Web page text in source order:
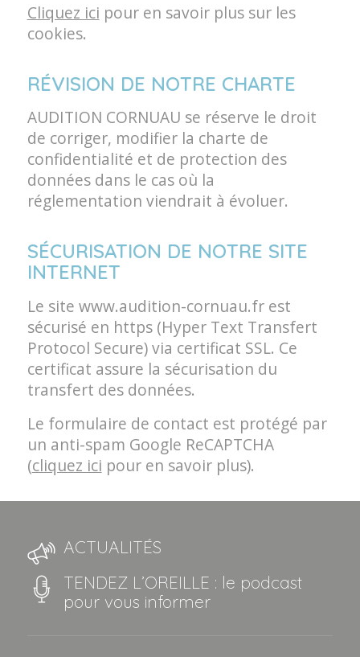
Cliquez ici pour en savoir plus sur les
cookies.
RÉVISION DE NOTRE CHARTE
AUDITION CORNUAU se réserve le droit
de corriger, modifier la charte de
confidentialité et de protection des
données dans le cas où la
réglementation viendrait à évoluer.
SÉCURISATION DE NOTRE SITE
INTERNET
Le site www.audition-cornuau.fr est
sécurisé en https (Hyper Text Transfert
Protocol Secure) via certificat SSL. Ce
certificat assure la sécurisation du
transfert des données.
Le formulaire de contact est protégé par
un anti-spam Google ReCAPTCHA
(cliquez ici pour en savoir plus).
ACTUALITÉS
TENDEZ L’OREILLE : le podcast
pour vous informer